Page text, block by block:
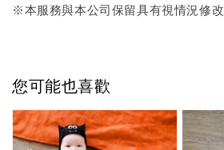
※本服務與本公司保留具有視情況修改
您可能也喜歡